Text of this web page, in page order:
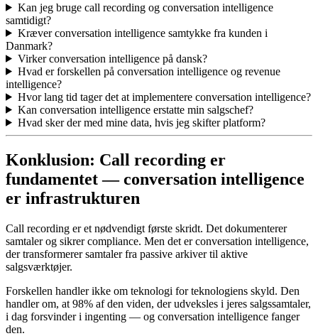
Kan jeg bruge call recording og conversation intelligence
samtidigt?
Kræver conversation intelligence samtykke fra kunden i
Danmark?
Virker conversation intelligence på dansk?
Hvad er forskellen på conversation intelligence og revenue
intelligence?
Hvor lang tid tager det at implementere conversation intelligence?
Kan conversation intelligence erstatte min salgschef?
Hvad sker der med mine data, hvis jeg skifter platform?
Konklusion: Call recording er
fundamentet — conversation intelligence
er infrastrukturen
Call recording er et nødvendigt første skridt. Det dokumenterer
samtaler og sikrer compliance. Men det er conversation intelligence,
der transformerer samtaler fra passive arkiver til aktive
salgsværktøjer.
Forskellen handler ikke om teknologi for teknologiens skyld. Den
handler om, at 98% af den viden, der udveksles i jeres salgssamtaler,
i dag forsvinder i ingenting — og conversation intelligence fanger
den.